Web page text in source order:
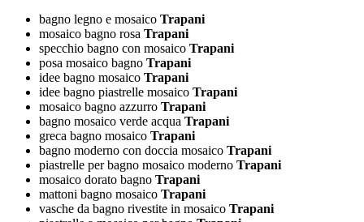
bagno legno e mosaico Trapani
mosaico bagno rosa Trapani
specchio bagno con mosaico Trapani
posa mosaico bagno Trapani
idee bagno mosaico Trapani
idee bagno piastrelle mosaico Trapani
mosaico bagno azzurro Trapani
bagno mosaico verde acqua Trapani
greca bagno mosaico Trapani
bagno moderno con doccia mosaico Trapani
piastrelle per bagno mosaico moderno Trapani
mosaico dorato bagno Trapani
mattoni bagno mosaico Trapani
vasche da bagno rivestite in mosaico Trapani